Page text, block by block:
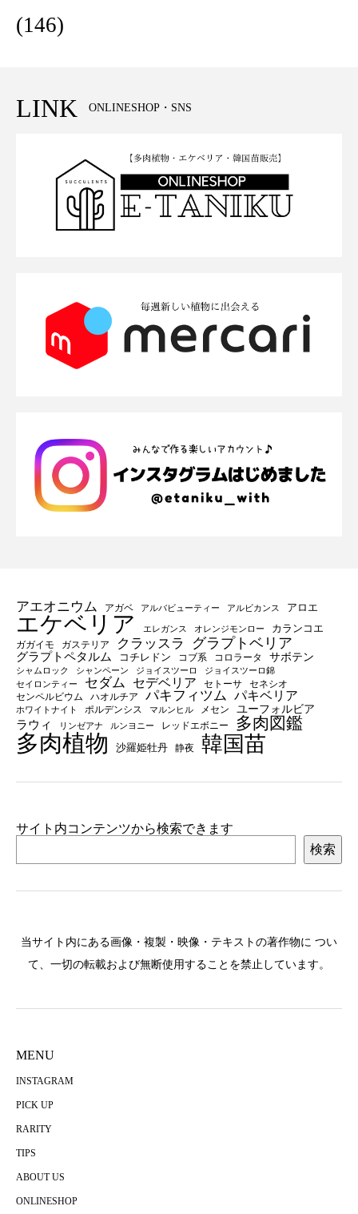
(146)
LINK ONLINESHOP・SNS
アエオニウム アガベ アルバビューティー アルビカンス アロエ
エケベリア エレガンス オレンジモンロー カランコエ
ガガイモ ガステリア クラッスラ グラプトベリア
グラプトペタルム コチレドン コブ系 コロラータ サボテン
シャムロック シャンペーン ジョイスツーロ
ジョイスツーロ錦
セイロンティー
セダム セデベリア セトーサ
セネシオ
センペルビウム
ハオルチア パキフィツム パキベリア
ホワイトナイト ポルデンシス マルンヒル メセン
ユーフォルビア
ラウィ
リンゼアナ ルンヨニー レッドエボニー 多肉図鑑
多肉植物 沙羅姫牡丹 静夜 韓国苗
サイト内コンテンツから検索できます
検索
当サイト内にある画像・複製・映像・テキストの著作物に つい
て、一切の転載および無断使用することを禁止しています。
MENU
INSTAGRAM
PICK UP
RARITY
TIPS
ABOUT US
ONLINESHOP